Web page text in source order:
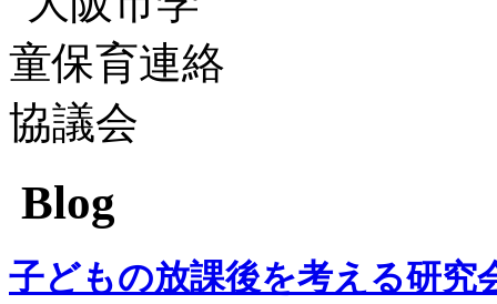
Blog
子どもの放課後を考える研究